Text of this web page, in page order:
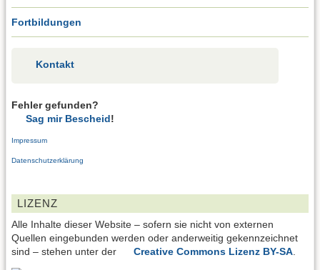
Fortbildungen
Kontakt
Fehler gefunden?
Sag mir Bescheid!
Impressum
Datenschutzerklärung
LIZENZ
Alle Inhalte dieser Website – sofern sie nicht von externen
Quellen eingebunden werden oder anderweitig gekennzeichnet
sind – stehen unter der
Creative Commons Lizenz BY-SA.